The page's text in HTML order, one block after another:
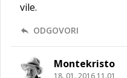
vile.
ODGOVORI
Montekristo
18. 01. 2016 11.01